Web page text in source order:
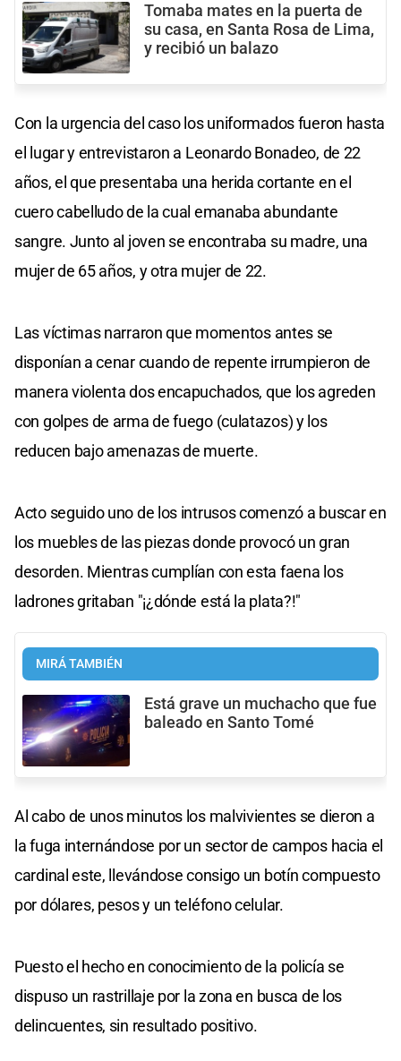
Tomaba mates en la puerta de
su casa, en Santa Rosa de Lima,
y recibió un balazo
Con la urgencia del caso los uniformados fueron hasta
el lugar y entrevistaron a Leonardo Bonadeo, de 22
años, el que presentaba una herida cortante en el
cuero cabelludo de la cual emanaba abundante
sangre. Junto al joven se encontraba su madre, una
mujer de 65 años, y otra mujer de 22.
Las víctimas narraron que momentos antes se
disponían a cenar cuando de repente irrumpieron de
manera violenta dos encapuchados, que los agreden
con golpes de arma de fuego (culatazos) y los
reducen bajo amenazas de muerte.
Acto seguido uno de los intrusos comenzó a buscar en
los muebles de las piezas donde provocó un gran
desorden. Mientras cumplían con esta faena los
ladrones gritaban "¡¿dónde está la plata?!"
MIRÁ TAMBIÉN
Está grave un muchacho que fue
baleado en Santo Tomé
Al cabo de unos minutos los malvivientes se dieron a
la fuga internándose por un sector de campos hacia el
cardinal este, llevándose consigo un botín compuesto
por dólares, pesos y un teléfono celular.
Puesto el hecho en conocimiento de la policía se
dispuso un rastrillaje por la zona en busca de los
delincuentes, sin resultado positivo.